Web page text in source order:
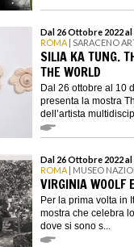
Dal 26 Ottobre 2022
ROMA | SARACENO
SILIA KA TUNG.
THE WORLD
Dal 26 ottobre al 10
presenta la mostra
dell’artista
Dal 26 Ottobre 2022
ROMA | MUSEO
VIRGINIA WOOLF
Per la prima volta in
mostra che celebra
dove si sono s...